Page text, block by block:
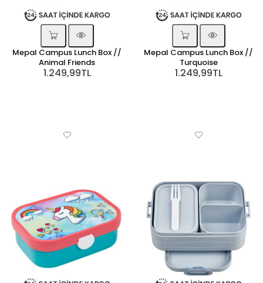
Mepal Campus Lunch Box //
Animal Friends
1.249,99TL
Mepal Campus Lunch Box //
Turquoise
1.249,99TL